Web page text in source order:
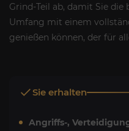
Grind-Teil ab, damit Sie die
Umfang mit einem
genießen können, der für
Sie erhalten
Angriffs-,